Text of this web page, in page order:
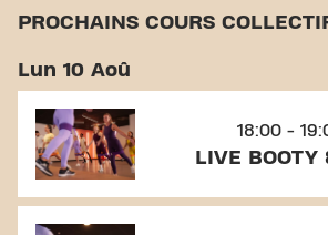
PROCHAINS COURS
Lun 10 Aoû
18:00 -
LIVE BOOTY